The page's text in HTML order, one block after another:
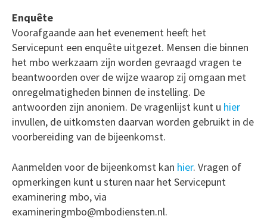
Enquête
Voorafgaande aan het evenement heeft het
Servicepunt een enquête uitgezet. Mensen die binnen
het mbo werkzaam zijn worden gevraagd vragen te
beantwoorden over de wijze waarop zij omgaan met
onregelmatigheden binnen de instelling. De
antwoorden zijn anoniem. De vragenlijst kunt u hier
invullen, de uitkomsten daarvan worden gebruikt in de
voorbereiding van de bijeenkomst.
Aanmelden voor de bijeenkomst kan hier. Vragen of
opmerkingen kunt u sturen naar het Servicepunt
examinering mbo, via
examineringmbo@mbodiensten.nl.